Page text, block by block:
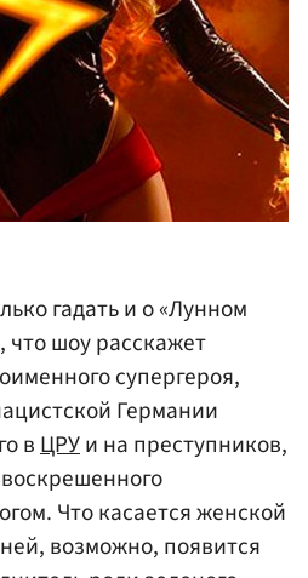
гадать и о «Лунном
шоу расскажет
супергероя,
Германии
вЦРУи на преступников,
Что касается женской
возможно, появится